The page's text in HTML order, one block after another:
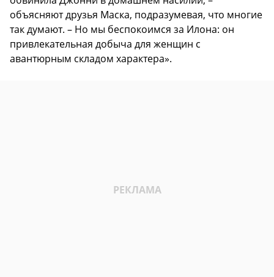
объясняют друзья Маска, подразумевая, что многие
так думают. – Но мы беспокоимся за Илона: он
привлекательная добыча для женщин с
авантюрным складом характера».